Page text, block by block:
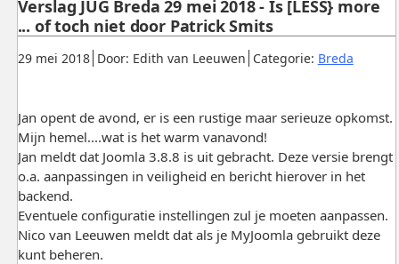
Gepubliceerd:
29 mei 2018. Door: Edith van Leeuwen. Categorie: Breda.
Verslag JUG Breda 29 mei 2018 - Is [LESS} more
... of toch niet door Patrick Smits
Jan opent de avond, er is een rustige maar serieuze opkomst.
Mijn hemel....wat is het warm vanavond!
Jan meldt dat Joomla 3.8.8 is uit gebracht. Deze versie brengt
o.a. aanpassingen in veiligheid en bericht hierover in het
backend.
Eventuele configuratie instellingen zul je moeten aanpassen.
Nico van Leeuwen meldt dat als je MyJoomla gebruikt deze
kunt beheren.